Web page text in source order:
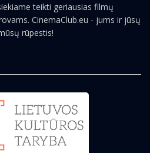
teikti geriausias filmų
CinemaClub.eu - jums ir jūsų
rūpestis!